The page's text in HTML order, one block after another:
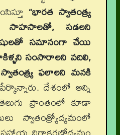
“భారత స్వాతంత్య్ర
సాహసాలతో, సడలని
సమానంగా చేయి
సంసారాలని వదిలి,
స్వాతంత్ర్య ఫలాలని మనకి
దేశంలో అన్ని
ప్రాంతంలో కూడా
స్వాతంత్ర్యోద్యమంలో